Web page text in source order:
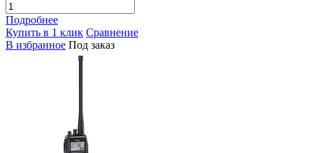
Подробнее
Купить в 1 клик Сравнение
В избранное Под заказ